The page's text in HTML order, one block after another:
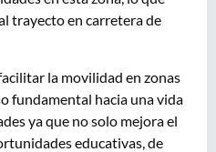
trayecto en carretera de
la movilidad en zonas
fundamental hacia una vida
ya que no solo mejora el
educativas, de